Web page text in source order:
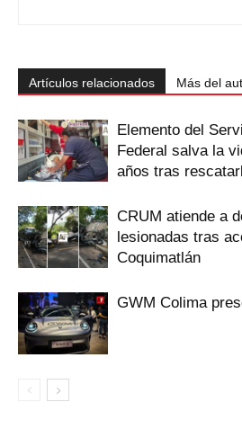
Artículos relacionados Más del
Elemento del
Federal salva la
años tras
CRUM atiende a
lesionadas tras
Coquimatlán
GWM Colima